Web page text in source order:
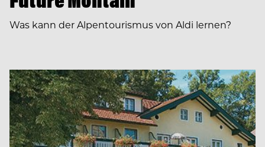
Was kann der Alpentourismus von Aldi lernen?